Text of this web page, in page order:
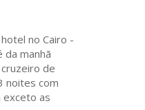
no Cairo -
da manhã
de
noites com
exceto as